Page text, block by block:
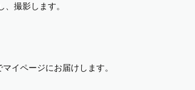
撮影します。
イページにお届けします。